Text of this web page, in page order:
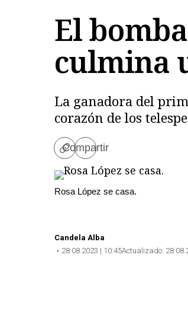
El
culmina
La ganadora del
corazón de los
Copiar
enlace
Compartir
Rosa López se casa.
Candela Alba
28.08.2023 | 10:45Actualizado: